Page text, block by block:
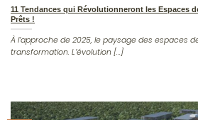
11 Tendances qui Révolutionneront les Espaces
Prêts !
À l’approche de 2025, le paysage des espaces
transformation. L’évolution [...]